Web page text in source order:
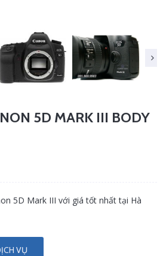
5D MARK III BODY
5D Mark III với giá tốt nhất tại Hà
VỤ